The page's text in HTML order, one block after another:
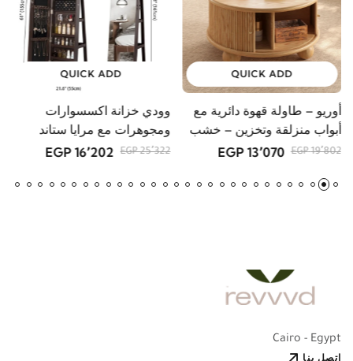
QUICK ADD
أوريو – طاولة قهوة دائرية مع
أبواب منزلقة وتخزين – خشب
طبيعي
19٬802 EGP 13٬070 EGP
QUICK ADD
وودي خزانة اكسسوارات
ومجوهرات مع مرايا ستاند
25٬322 EGP 16٬202 EGP
Cairo - Egypt
اتصل بنا